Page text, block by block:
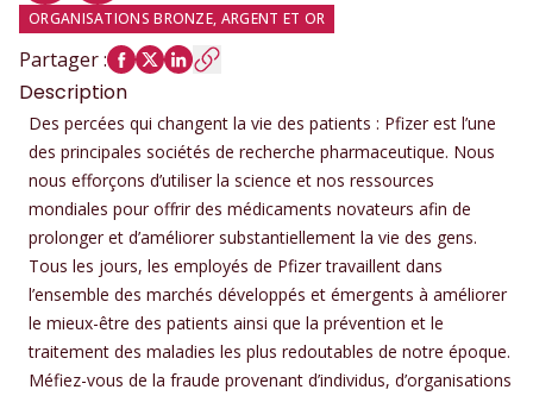
ORGANISATIONS BRONZE, ARGENT ET OR
Partager:
Description
Des percées qui changent la vie des patients : Pfizer est l’une
des principales sociétés de recherche pharmaceutique. Nous
nous efforçons d’utiliser la science et nos ressources
mondiales pour offrir des médicaments novateurs afin de
prolonger et d’améliorer substantiellement la vie des gens.
Tous les jours, les employés de Pfizer travaillent dans
l’ensemble des marchés développés et émergents à améliorer
le mieux-être des patients ainsi que la prévention et le
traitement des maladies les plus redoutables de notre époque.
Méfiez-vous de la fraude provenant d’individus, d’organisations